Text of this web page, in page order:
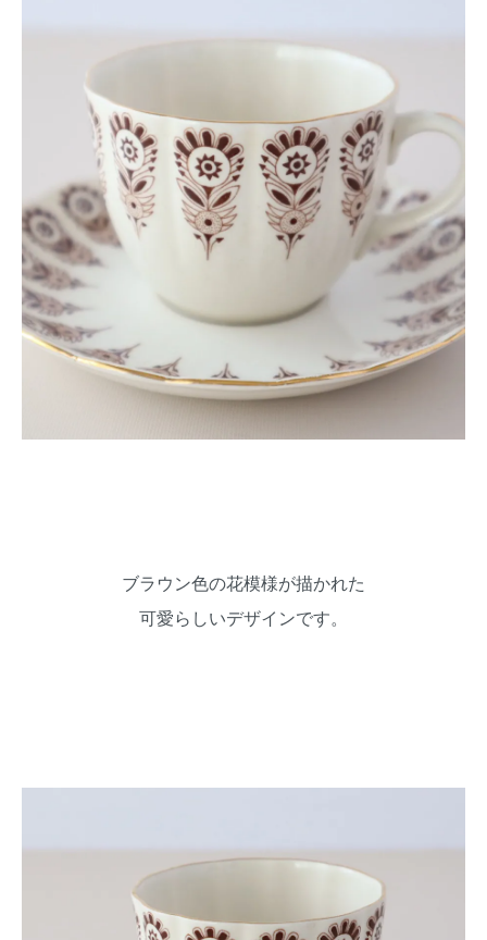
ブラウン色の花模様が描かれた
可愛らしいデザインです。